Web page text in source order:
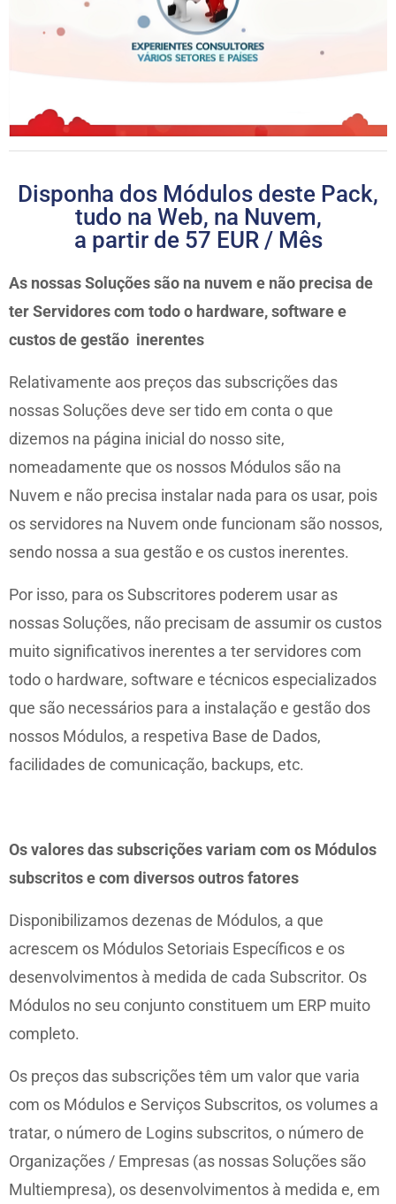
Disponha dos Módulos deste Pack,
tudo na Web, na Nuvem,
a partir de 57 EUR / Mês
As nossas Soluções são na nuvem e não precisa de
ter Servidores com todo o hardware, software e
custos de gestão inerentes
Relativamente aos preços das subscrições das
nossas Soluções deve ser tido em conta o que
dizemos na página inicial do nosso site,
nomeadamente que os nossos Módulos são na
Nuvem e não precisa instalar nada para os usar, pois
os servidores na Nuvem onde funcionam são nossos,
sendo nossa a sua gestão e os custos inerentes.
Por isso, para os Subscritores poderem usar as
nossas Soluções, não precisam de assumir os custos
muito significativos inerentes a ter servidores com
todo o hardware, software e técnicos especializados
que são necessários para a instalação e gestão dos
nossos Módulos, a respetiva Base de Dados,
facilidades de comunicação, backups, etc.
Os valores das subscrições variam com os Módulos
subscritos e com diversos outros fatores
Disponibilizamos dezenas de Módulos, a que
acrescem os Módulos Setoriais Específicos e os
desenvolvimentos à medida de cada Subscritor. Os
Módulos no seu conjunto constituem um ERP muito
completo.
Os preços das subscrições têm um valor que varia
com os Módulos e Serviços Subscritos, os volumes a
tratar, o número de Logins subscritos, o número de
Organizações / Empresas (as nossas Soluções são
Multiempresa), os desenvolvimentos à medida e, em